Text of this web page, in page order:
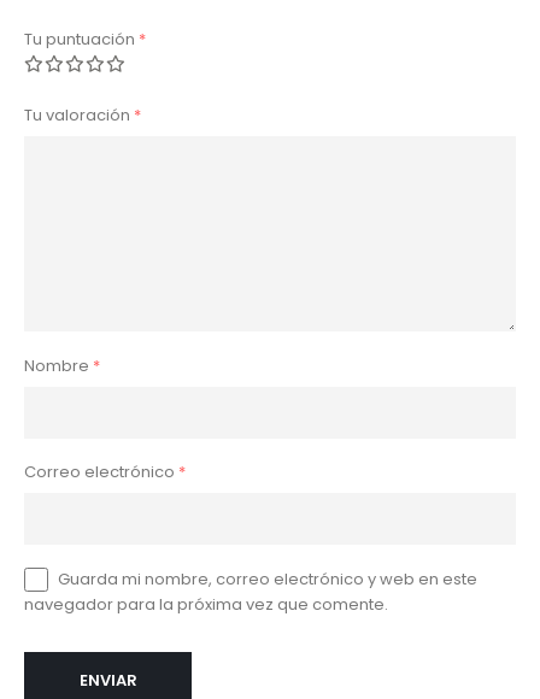
Tu puntuación *
Tu valoración *
Nombre *
Correo electrónico *
Guarda mi nombre, correo electrónico y web en este
navegador para la próxima vez que comente.